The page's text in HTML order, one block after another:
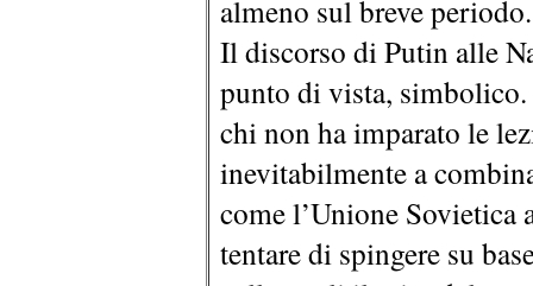
almeno sul breve periodo.
Il discorso di Putin alle
punto di vista,
chi non ha imparato le
inevitabilmente a
come l’Unione Sovietica
tentare di spingere su